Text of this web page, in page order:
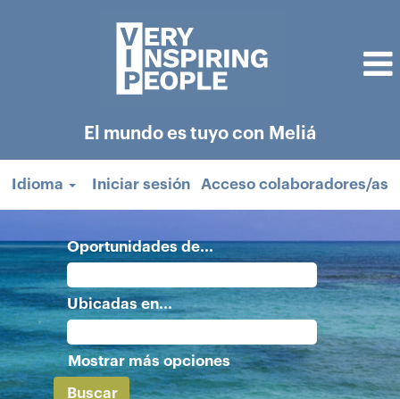
El mundo es tuyo con Meliá
Idioma Iniciar sesión Acceso colaboradores/as
Oportunidades de...
Ubicadas en...
Mostrar más opciones